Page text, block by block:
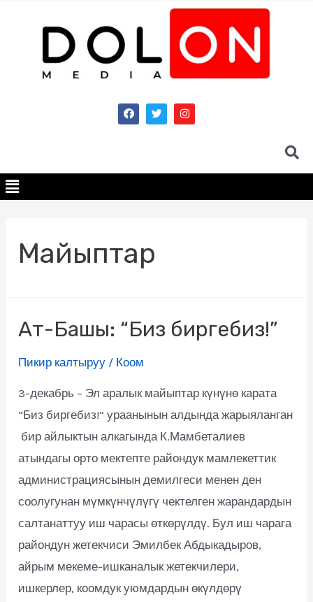
Майыптар
Ат-Башы: “Биз биргебиз!”
Пикир калтыруу / Коом
3-декабрь – Эл аралык майыптар күнүнө карата
“Биз биргебиз!” ураанынын алдында жарыяланган
бир айлыктын алкагында К.Мамбеталиев
атындагы орто мектепте райондук мамлекеттик
администрациясынын демилгеси менен ден
соолугунан мүмкүнчүлүгү чектелген жарандардын
салтанаттуу иш чарасы өткөрүлдү. Бул иш чарага
райондун жетекчиси Эмилбек Абдыкадыров,
айрым мекеме-ишканалык жетекчилери,
ишкерлер, коомдук уюмдардын өкүлдөрү